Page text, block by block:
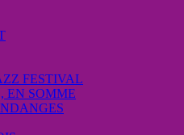
FESTIVAL
EN SOMME